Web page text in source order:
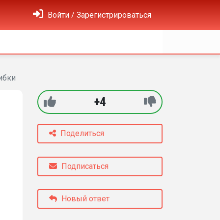
Войти / Зарегистрироваться
+4
Поделиться
Подписаться
Новый ответ